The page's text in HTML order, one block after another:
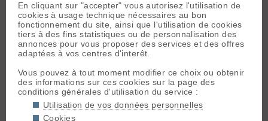
Nouveau sujet
Voir tous les sujets Chercher Archives
un autre joueur- Le 14/03/2011 22:29
salut jeroen
quand tu vois le résultat du mois de février tout se joue à la
dernière minute et des personnes qui sont restées planquées
pendant toute la durée du jeu apparaissent au dernier
moment.
de plus tu favorises les personnes qui se couchent tard , fin
mars la neige se transforme vite les randonneurs se lèvent tot
En cliquant sur "accepter" vous autorisez l'utilisation de
cookies à usage technique nécessaires au bon
fonctionnement du site, ainsi que l'utilisation de cookies
tiers à des fins statistiques ou de personnalisation des
annonces pour vous proposer des services et des offres
adaptées à vos centres d'interêt.
Vous pouvez à tout moment modifier ce choix ou obtenir
des informations sur ces cookies sur la page des
conditions générales d'utilisation du service :
Utilisation de vos données personnelles
Cookies